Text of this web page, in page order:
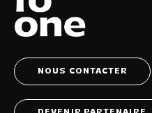
NOUS CONTACTER